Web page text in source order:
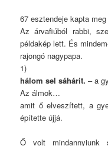
67 esztendeje kapta
Az árvafiúból rabbi,
példakép lett. És
rajongó nagypapa.
1)
hálom sel sáhárit.– a
Az álmok…
amit ő elveszített, a
építette újjá.
Ő volt mindannyiunk